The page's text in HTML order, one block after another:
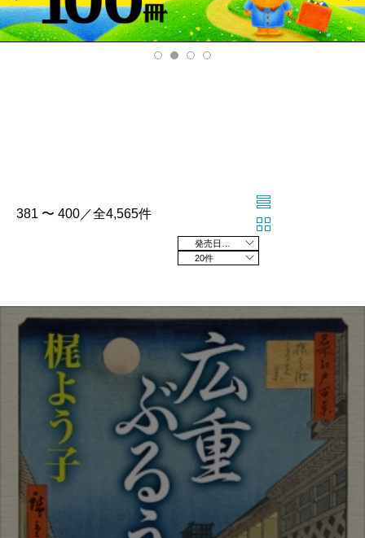
Pre
v
Ne
xt
381 〜 400／全4,565件
20件